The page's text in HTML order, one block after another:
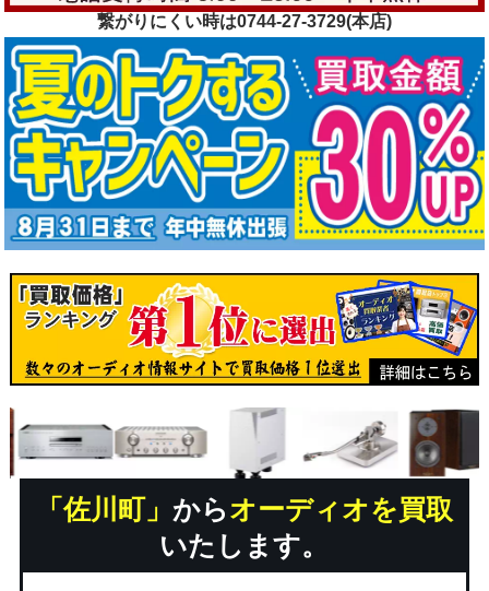
繋がりにくい時は0744-27-3729(本店)
「佐川町」 からオーディオを買取
いたします。